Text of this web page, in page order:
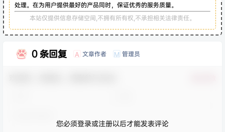
处理。在为用户提供最好的产品同时，保证优秀的服务质量。
本站仅提供信息存储空间,不拥有所有权,不承担相关法律责任。
0 条回复 A 文章作者 M 管理员
您必须登录或注册以后才能发表评论